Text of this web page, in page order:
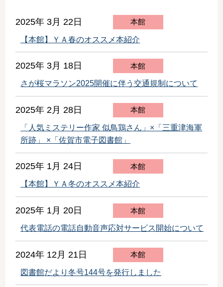
2025年 3月 22日 本館
【本館】ＹＡ春のオススメ本紹介
2025年 3月 18日 本館
さが桜マラソン2025開催に伴う交通規制について
2025年 2月 28日 本館
「人気ミステリー作家 似鳥鶏さん」×「三重津海軍
所跡」 ×「佐賀市電子図書館」
2025年 1月 24日 本館
【本館】ＹＡ冬のオススメ本紹介
2025年 1月 20日 本館
代表電話の電話自動音声応対サービス開始について
2024年 12月 21日 本館
図書館だより冬号144号を発行しました